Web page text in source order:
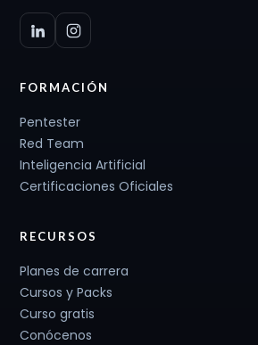
FORMACIÓN
Pentester
Red Team
Inteligencia Artificial
Certificaciones Oficiales
RECURSOS
Planes de carrera
Cursos y Packs
Curso gratis
Conócenos